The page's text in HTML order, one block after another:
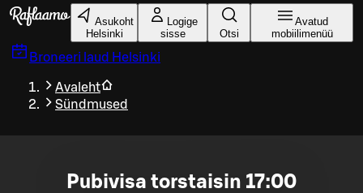
Liigu peamise sisu juurde
Asukoht
Helsinki
Logige
sisse
Otsi
Avatud
mobiilimenüü
Broneeri laud Helsinki
Avaleht
Sündmused
Pubivisa torstaisin 17:00